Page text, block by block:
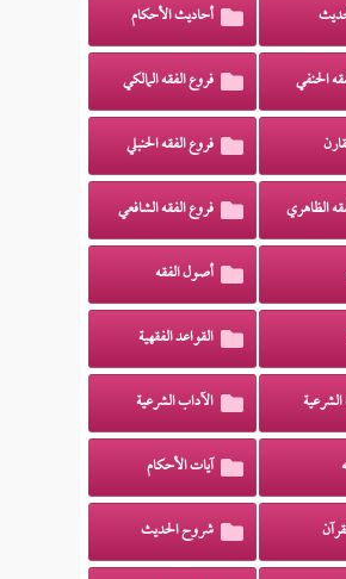
أحاديث الأحكام
الحنفي فروع الفقه المالكي
فروع الفقه الحنبلي
الظاهري فروع الفقه الشافعي
أصول الفقه
القواعد الفقهية
الآداب الشرعية
آيات الأحكام
شروح الحديث